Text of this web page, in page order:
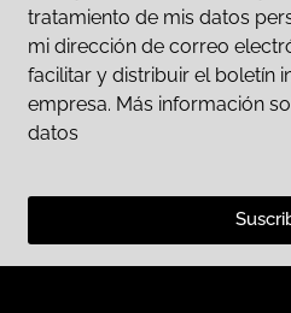
tratamiento de mis datos
mi dirección de correo
facilitar y distribuir el boletín
empresa. Más información
datos